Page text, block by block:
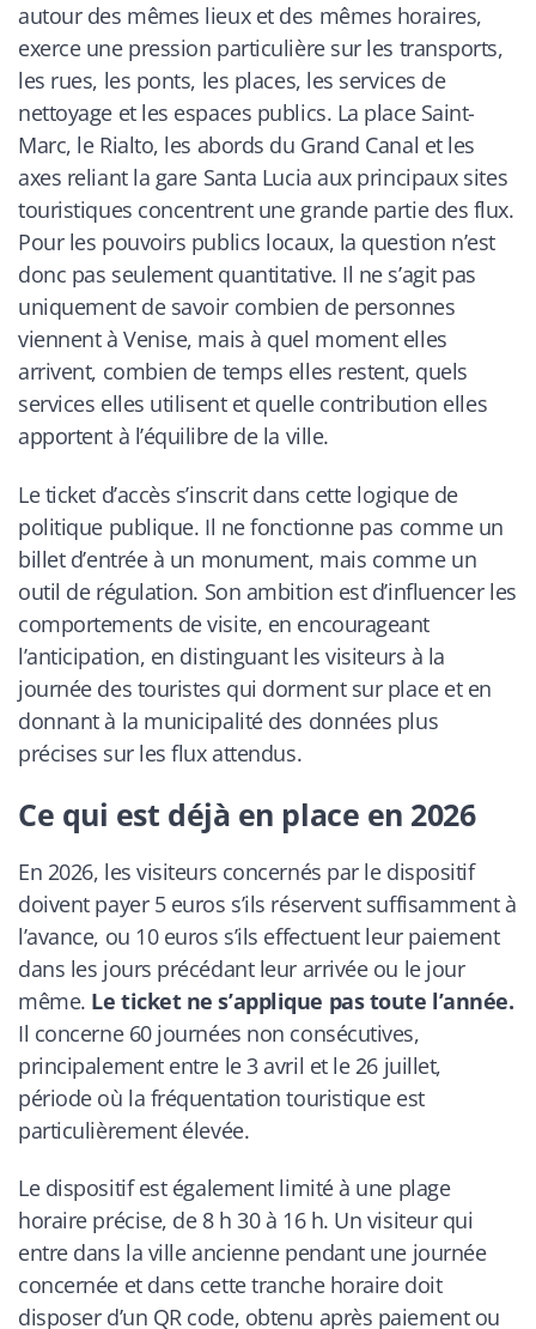
autour des mêmes lieux et des mêmes horaires,
exerce une pression particulière sur les transports,
les rues, les ponts, les places, les services de
nettoyage et les espaces publics. La place Saint-
Marc, le Rialto, les abords du Grand Canal et les
axes reliant la gare Santa Lucia aux principaux sites
touristiques concentrent une grande partie des flux.
Pour les pouvoirs publics locaux, la question n’est
donc pas seulement quantitative. Il ne s’agit pas
uniquement de savoir combien de personnes
viennent à Venise, mais à quel moment elles
arrivent, combien de temps elles restent, quels
services elles utilisent et quelle contribution elles
apportent à l’équilibre de la ville.
Le ticket d’accès s’inscrit dans cette logique de
politique publique. Il ne fonctionne pas comme un
billet d’entrée à un monument, mais comme un
outil de régulation. Son ambition est d’influencer les
comportements de visite, en encourageant
l’anticipation, en distinguant les visiteurs à la
journée des touristes qui dorment sur place et en
donnant à la municipalité des données plus
précises sur les flux attendus.
Ce qui est déjà en place en 2026
En 2026, les visiteurs concernés par le dispositif
doivent payer 5 euros s’ils réservent suffisamment à
l’avance, ou 10 euros s’ils effectuent leur paiement
dans les jours précédant leur arrivée ou le jour
même. Le ticket ne s’applique pas toute l’année.
Il concerne 60 journées non consécutives,
principalement entre le 3 avril et le 26 juillet,
période où la fréquentation touristique est
particulièrement élevée.
Le dispositif est également limité à une plage
horaire précise, de 8 h 30 à 16 h. Un visiteur qui
entre dans la ville ancienne pendant une journée
concernée et dans cette tranche horaire doit
disposer d’un QR code, obtenu après paiement ou